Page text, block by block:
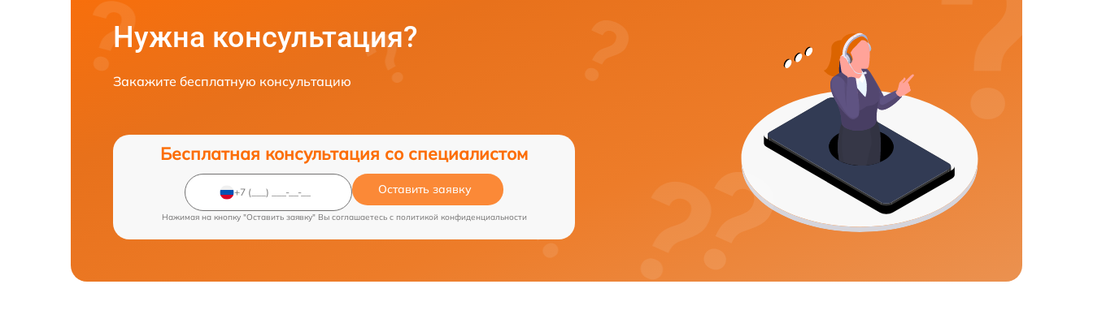
Нужна консультация?
Закажите бесплатную консультацию
Бесплатная консультация со специалистом
Оставить заявку
Нажимая на кнопку "Оставить заявку" Вы соглашаетесь c политикой конфиденциальности